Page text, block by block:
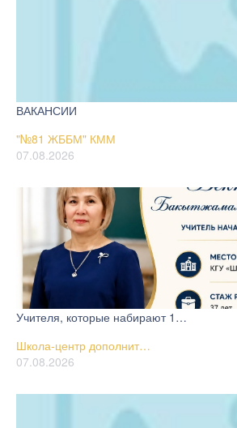
ВАКАНСИИ
"№81 ЖББМ" КММ
07.08.2026
Учителя, которые набирают 1…
Школа-центр дополнит…
07.08.2026